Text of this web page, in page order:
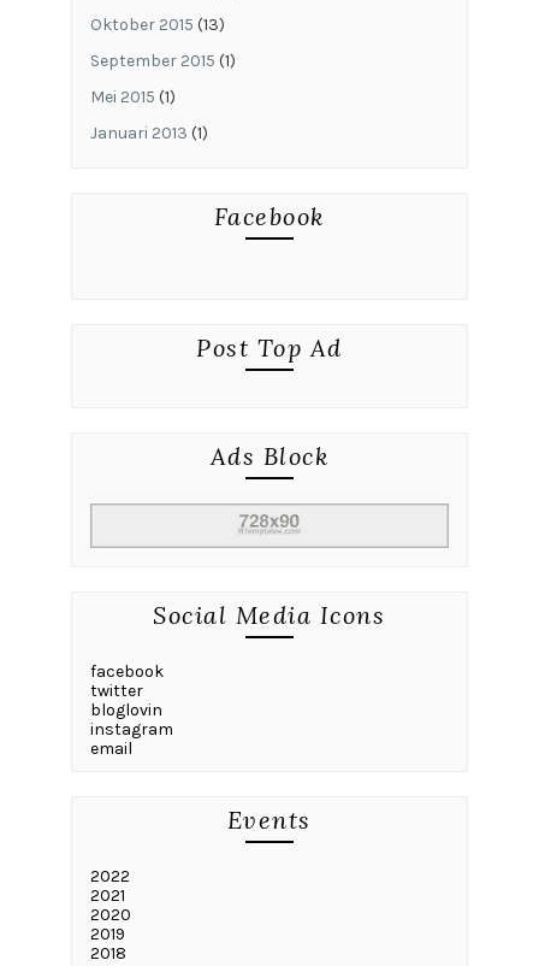
Oktober 2015 (13)
September 2015 (1)
Mei 2015 (1)
Januari 2013 (1)
Facebook
Post Top Ad
Ads Block
Social Media Icons
facebook
twitter
bloglovin
instagram
email
Events
2022
2021
2020
2019
2018